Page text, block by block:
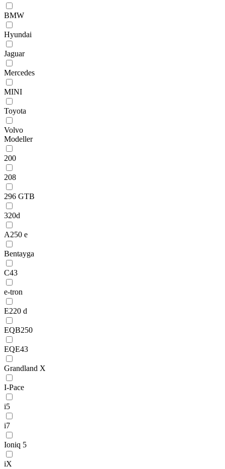
BMW
Hyundai
Jaguar
Mercedes
MINI
Toyota
Volvo
Modeller
200
208
296 GTB
320d
A250 e
Bentayga
C43
e-tron
E220 d
EQB250
EQE43
Grandland X
I-Pace
i5
i7
Ioniq 5
iX